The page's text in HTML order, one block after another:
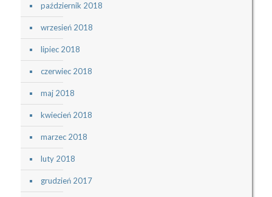
październik 2018
wrzesień 2018
lipiec 2018
czerwiec 2018
maj 2018
kwiecień 2018
marzec 2018
luty 2018
grudzień 2017